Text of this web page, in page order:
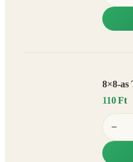
8×8-as
110 Ft
−